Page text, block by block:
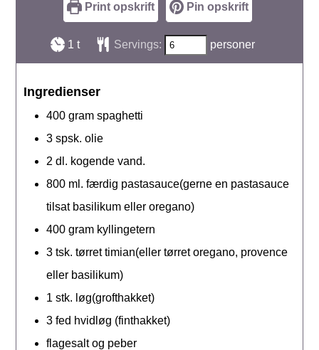
Print opskrift Pin opskrift
1 time
t Servings: personer
Ingredienser
400 gram spaghetti
3 spsk. olie
2 dl. kogende vand.
800 ml. færdig pastasauce(gerne en pastasauce
tilsat basilikum eller oregano)
400 gram kyllingetern
3 tsk. tørret timian(eller tørret oregano, provence
eller basilikum)
1 stk. løg(grofthakket)
3 fed hvidløg (finthakket)
flagesalt og peber